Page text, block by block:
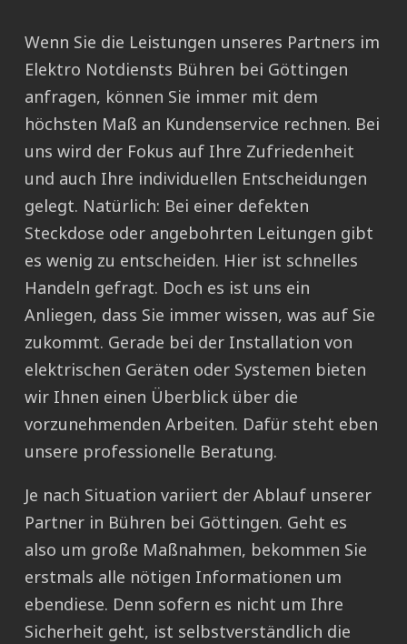
Wenn Sie die Leistungen unseres Partners im
Elektro Notdiensts Bühren bei Göttingen
anfragen, können Sie immer mit dem
höchsten Maß an Kundenservice rechnen. Bei
uns wird der Fokus auf Ihre Zufriedenheit
und auch Ihre individuellen Entscheidungen
gelegt. Natürlich: Bei einer defekten
Steckdose oder angebohrten Leitungen gibt
es wenig zu entscheiden. Hier ist schnelles
Handeln gefragt. Doch es ist uns ein
Anliegen, dass Sie immer wissen, was auf Sie
zukommt. Gerade bei der Installation von
elektrischen Geräten oder Systemen bieten
wir Ihnen einen Überblick über die
vorzunehmenden Arbeiten. Dafür steht eben
unsere professionelle Beratung.
Je nach Situation variiert der Ablauf unserer
Partner in Bühren bei Göttingen. Geht es
also um große Maßnahmen, bekommen Sie
erstmals alle nötigen Informationen um
ebendiese. Denn sofern es nicht um Ihre
Sicherheit geht, ist selbstverständlich die